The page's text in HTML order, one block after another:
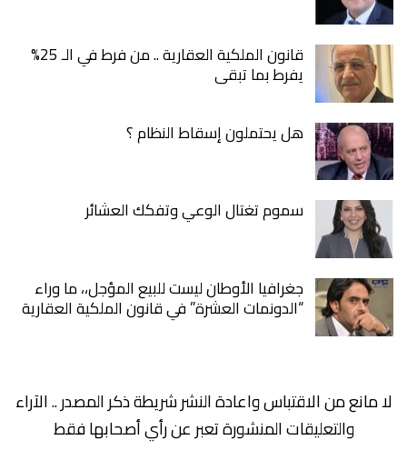
قانون الملكية العقارية .. من فرط في الـ 25%
يفرط بما تبقى
هل يحتملون إسقاط النظام ؟
سموم تغتال الوعي وتفكك العشائر
جغرافيا الأوطان ليست للبيع المؤجل،، ما وراء
“الدونمات العشرة” في قانون الملكية العقارية
لا مانع من الاقتباس واعادة النشر شريطة ذكر المصدر .. الآراء
والتعليقات المنشورة تعبر عن رأي أصحابها فقط